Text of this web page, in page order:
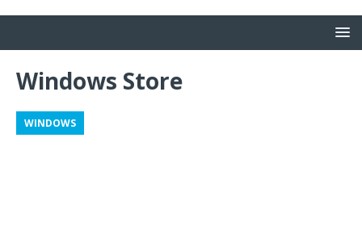
Windows Store
WINDOWS